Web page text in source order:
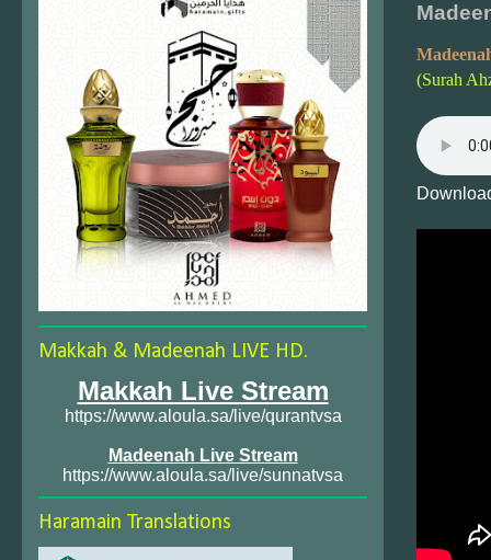
(Surah
Makkah & Madeenah LIVE HD.
Makkah Live Stream
https://www.aloula.sa/live/qurantvsa
Madeenah Live Stream
https://www.aloula.sa/live/sunnatvsa
Haramain Translations